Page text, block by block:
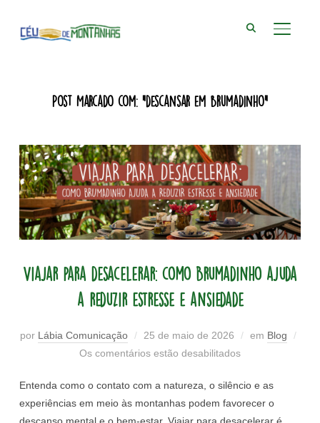
Post Marcado com: "descansar em brumadinho"
Viajar para desacelerar: como Brumadinho ajuda
a reduzir estresse e ansiedade
por Lábia Comunicação 25 de maio de 2026 em Blog
Os comentários estão desabilitados
Entenda como o contato com a natureza, o silêncio e as
experiências em meio às montanhas podem favorecer o
descanso mental e o bem-estar. Viajar para desacelerar é